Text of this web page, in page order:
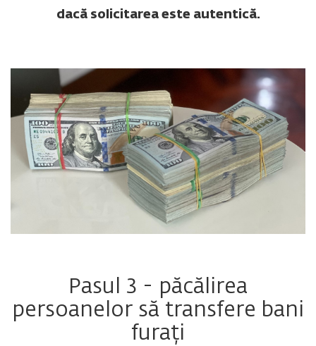
dacă solicitarea este autentică.
Pasul 3 - păcălirea
persoanelor să transfere bani
furați